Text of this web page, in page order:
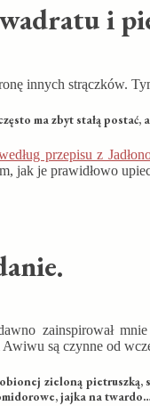
i
innych strączków.
ma zbyt stałą
przepisu z
jak je prawidłowo
zainspirował
są czynne od
zieloną
jajka na twardo…